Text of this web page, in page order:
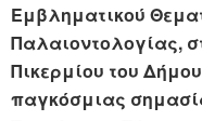
Εμβληματικού
Παλαιοντολογίας,
Πικερμίου του
παγκόσμιας